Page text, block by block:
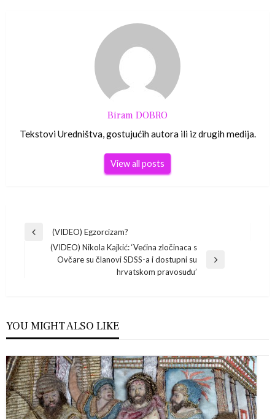
Biram DOBRO
Tekstovi Uredništva, gostujućih autora ili iz drugih medija.
View all posts
Navigacija
objava
Previous
(VIDEO) Egzorcizam?
(VIDEO) Nikola Kajkić: ‘Većina zločinaca s
Ovčare su članovi SDSS-a i dostupni su
hrvatskom pravosuđu’
YOU MIGHT ALSO LIKE